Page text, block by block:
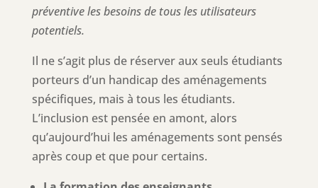
préventive les besoins de tous les utilisateurs
potentiels.
Il ne s’agit plus de réserver aux seuls étudiants
porteurs d’un handicap des aménagements
spécifiques, mais à tous les étudiants.
L’inclusion est pensée en amont, alors
qu’aujourd’hui les aménagements sont pensés
après coup et que pour certains.